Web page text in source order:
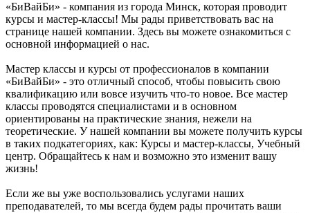
«БиВайБи» - компания из города Минск, которая проводит
курсы и мастер-классы! Мы рады приветствовать вас на
странице нашей компании. Здесь вы можете ознакомиться с
основной информацией о нас.
Мастер классы и курсы от профессионалов в компании
«БиВайБи» - это отличный способ, чтобы повысить свою
квалификацию или вовсе изучить что-то новое. Все мастер
классы проводятся специалистами и в основном
ориентированы на практические знания, нежели на
теоретические. У нашей компании вы можете получить курсы
в таких подкатегориях, как: Курсы и мастер-классы, Учебный
центр. Обращайтесь к нам и возможно это изменит вашу
жизнь!
Если же вы уже воспользовались услугами наших
преподавателей, то мы всегда будем рады прочитать ваши